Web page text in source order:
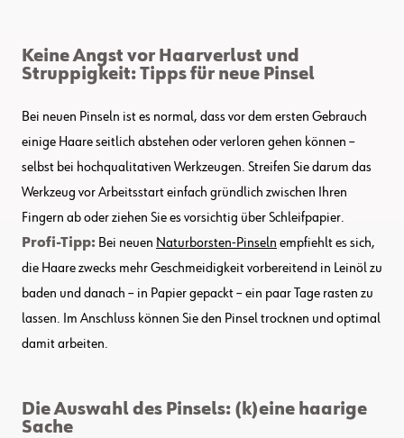
Keine Angst vor Haarverlust und
Struppigkeit: Tipps für neue Pinsel
Bei neuen Pinseln ist es normal, dass vor dem ersten Gebrauch
einige Haare seitlich abstehen oder verloren gehen können –
selbst bei hochqualitativen Werkzeugen. Streifen Sie darum das
Werkzeug vor Arbeitsstart einfach gründlich zwischen Ihren
Fingern ab oder ziehen Sie es vorsichtig über Schleifpapier.
Profi-Tipp: Bei neuen Naturborsten-Pinseln empfiehlt es sich,
die Haare zwecks mehr Geschmeidigkeit vorbereitend in Leinöl zu
baden und danach – in Papier gepackt – ein paar Tage rasten zu
lassen. Im Anschluss können Sie den Pinsel trocknen und optimal
damit arbeiten.
Die Auswahl des Pinsels: (k)eine haarige
Sache